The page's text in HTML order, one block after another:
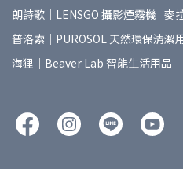
朗詩歌｜LENSGO 攝影煙霧機 麥
普洛索｜PUROSOL 天然環保清潔
海狸｜Beaver Lab 智能生活用品